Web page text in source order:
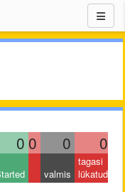
0 0 0 0
valmis
tagasi
lükatud